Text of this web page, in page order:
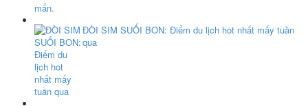
ĐÒI SIM SUỐI BON: Điểm du lịch hot nhất mấy tuần
qua